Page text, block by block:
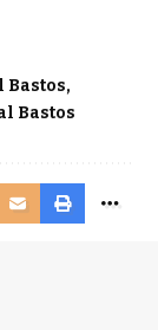
Bastos
Bastos